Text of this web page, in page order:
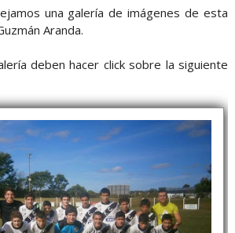
una galería de imágenes de esta
Aranda.
deben hacer click sobre la siguiente